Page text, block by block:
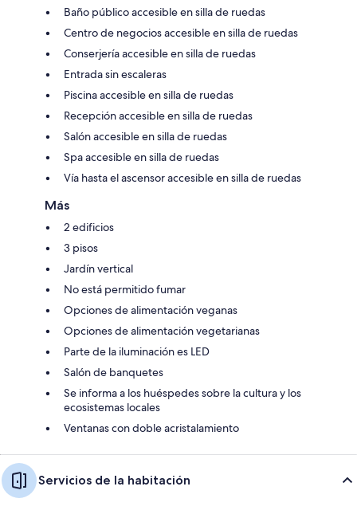
Baño público accesible en silla de ruedas
Centro de negocios accesible en silla de ruedas
Conserjería accesible en silla de ruedas
Entrada sin escaleras
Piscina accesible en silla de ruedas
Recepción accesible en silla de ruedas
Salón accesible en silla de ruedas
Spa accesible en silla de ruedas
Vía hasta el ascensor accesible en silla de ruedas
Más
2 edificios
3 pisos
Jardín vertical
No está permitido fumar
Opciones de alimentación veganas
Opciones de alimentación vegetarianas
Parte de la iluminación es LED
Salón de banquetes
Se informa a los huéspedes sobre la cultura y los
ecosistemas locales
Ventanas con doble acristalamiento
Servicios de la habitación